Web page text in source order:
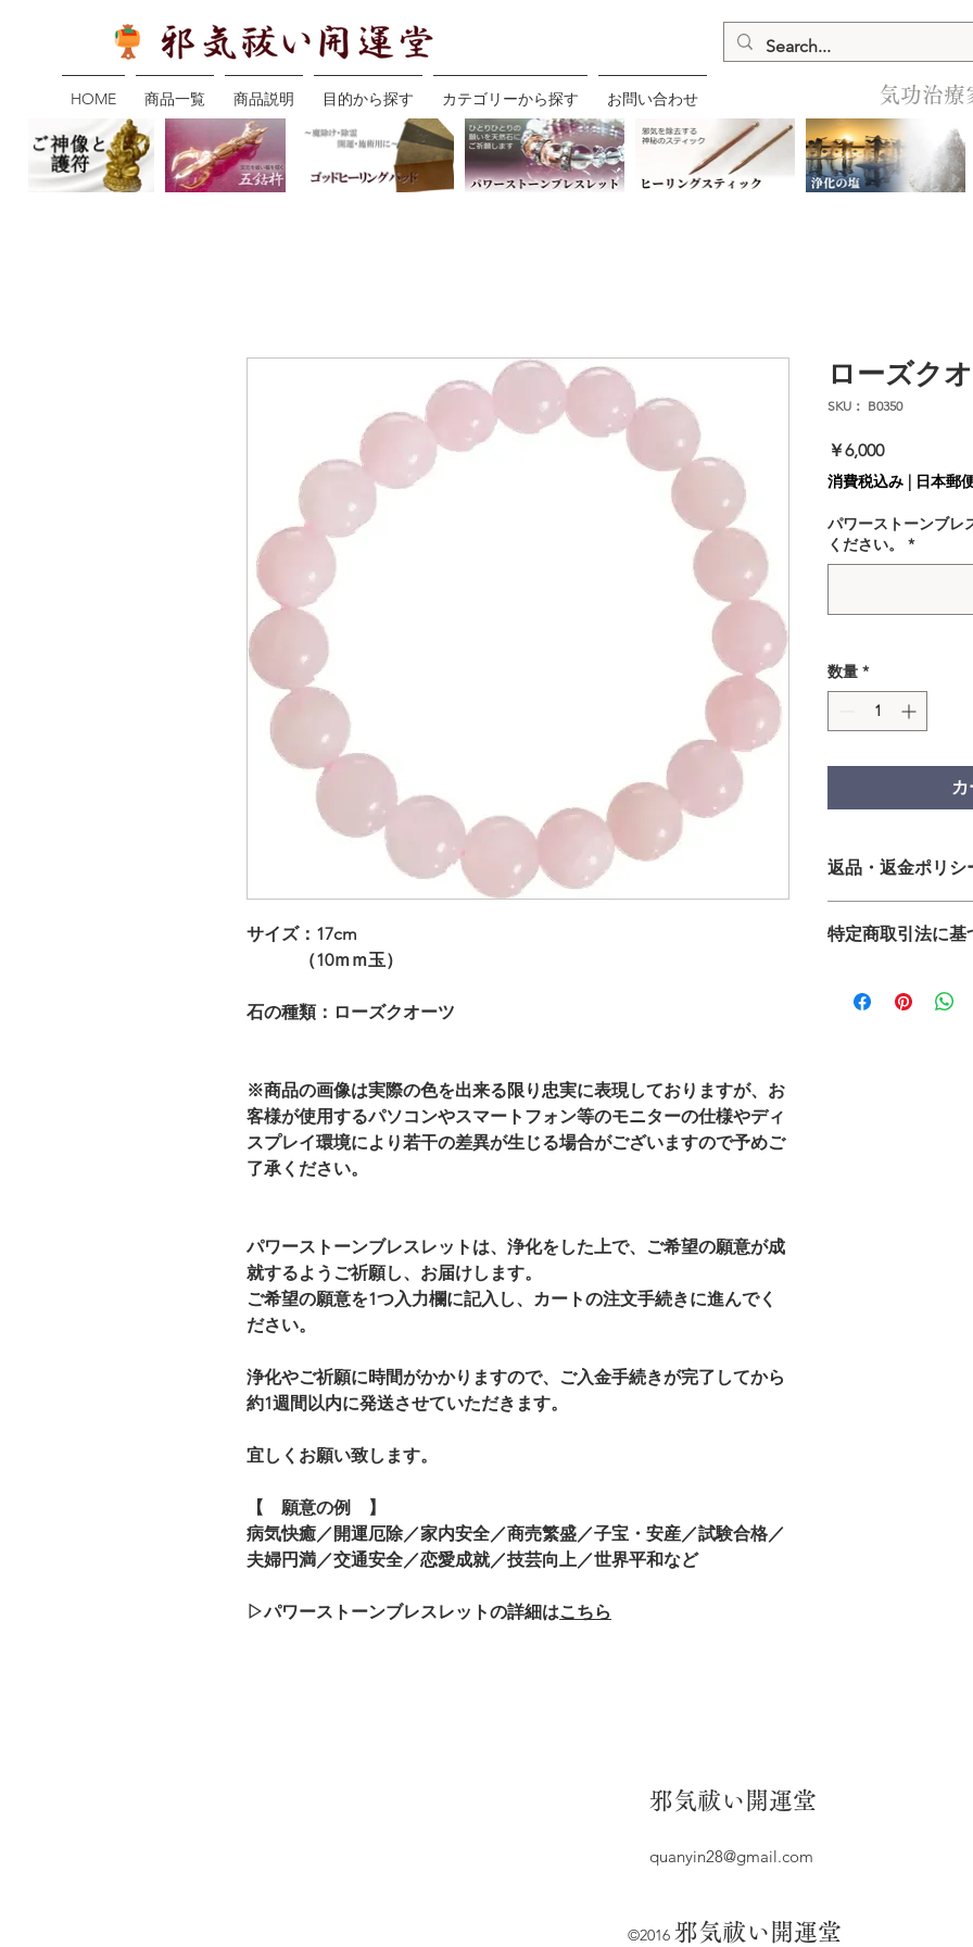
HOME 商品一覧 商品説明 目的から探す カテゴリーから探す お問い合わせ 気功治療
サイズ：17cm
（10ｍｍ玉）
石の種類：ローズクオーツ
※商品の画像は実際の色を出来る限り忠実に表現しておりますが、お
客様が使用するパソコンやスマートフォン等のモニターの仕様やディ
スプレイ環境により若干の差異が生じる場合がございますので予めご
了承ください。
パワーストーンブレスレットは、浄化をした上で、ご希望の願意が成
就するようご祈願し、お届けします。
ご希望の願意を1つ入力欄に記入し、カートの注文手続きに進んでく
ださい。
浄化やご祈願に時間がかかりますので、ご入金手続きが完了してから
約1週間以内に発送させていただきます。
宜しくお願い致します。
【 願意の例 】
病気快癒／開運厄除／家内安全／商売繁盛／子宝・安産／試験合格／
夫婦円満／交通安全／恋愛成就／技芸向上／世界平和など
▷パワーストーンブレスレットの詳細はこちら
ローズク
SKU： B0350
￥6,000価
格
消費税込み | 日本郵
パワーストーンブレ
ください。
*
数量 *
返品・返金ポリシ
発送処理後の商品：
＜商品に不備がある
特定商取引法に基
​邪気祓い開運堂
quanyin28@gmail.com
©2016 ​邪気祓い開運堂